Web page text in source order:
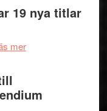
trailern19 nya titlar
merom
presenterar